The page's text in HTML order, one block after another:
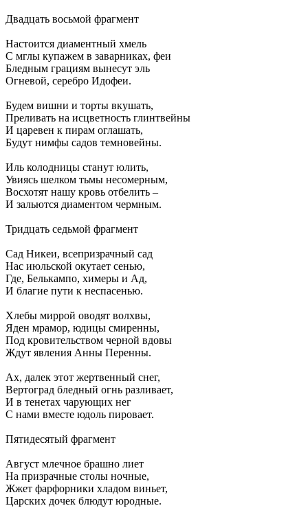
Двадцать восьмой фрагмент
Настоится диаментный хмель
С мглы купажем в заварниках, феи
Бледным грациям вынесут эль
Огневой, серебро Идофеи.
Будем вишни и торты вкушать,
Преливать на исцветность глинтвейны
И царевен к пирам оглашать,
Будут нимфы садов темновейны.
Иль колодницы станут юлить,
Увиясь шелком тьмы несомерным,
Восхотят нашу кровь отбелить –
И зальются диаментом чермным.
Тридцать седьмой фрагмент
Сад Никеи, всепризрачный сад
Нас июльской окутает сенью,
Где, Белькампо, химеры и Ад,
И благие пути к неспасенью.
Хлебы миррой оводят волхвы,
Яден мрамор, юдицы смиренны,
Под кровительством черной вдовы
Ждут явления Анны Перенны.
Ах, далек этот жертвенный снег,
Вертоград бледный огнь разливает,
И в тенетах чарующих нег
С нами вместе юдоль пировает.
Пятидесятый фрагмент
Август млечное брашно лиет
На призрачные столы ночные,
Жжет фарфорники хладом виньет,
Царских дочек блюдут юродные.